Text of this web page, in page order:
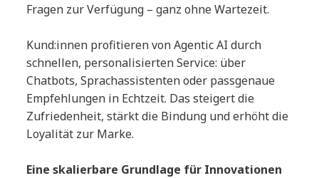
Fragen zur Verfügung – ganz ohne Wartezeit.
Kund:innen profitieren von Agentic AI durch
schnellen, personalisierten Service: über
Chatbots, Sprachassistenten oder passgenaue
Empfehlungen in Echtzeit. Das steigert die
Zufriedenheit, stärkt die Bindung und erhöht die
Loyalität zur Marke.
Eine skalierbare Grundlage für Innovationen